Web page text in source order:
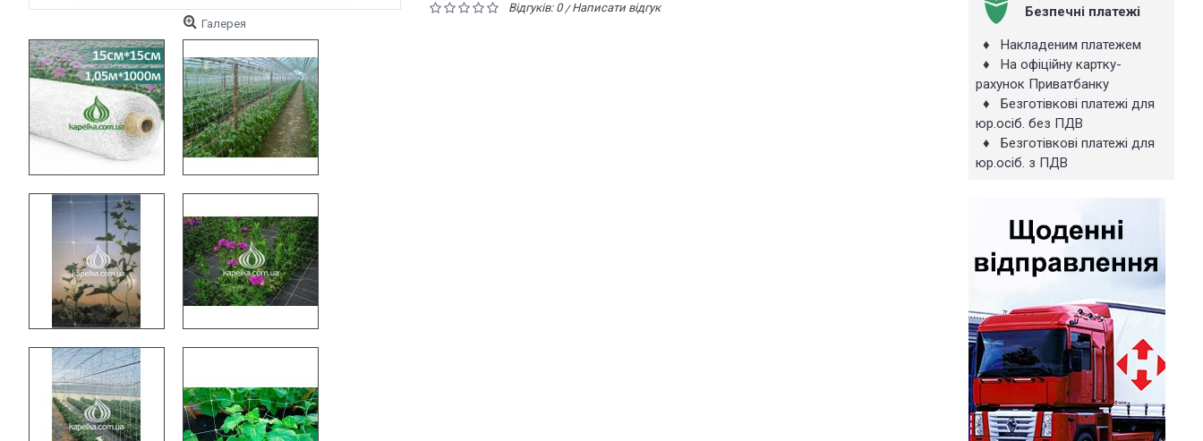
Безпечні платежі
♦ Накладеним платежем
♦ На офіційну картку-
рахунок Приватбанку
♦ Безготівкові платежі для
юр.осіб. без ПДВ
♦ Безготівкові платежі для
юр.осіб. з ПДВ
Галерея
Відгуків: 0/Написати відгук